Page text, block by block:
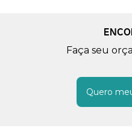
Faça seu
Quero